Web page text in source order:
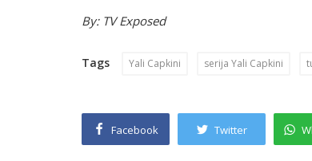
By: TV Exposed
Tags Yali Capkini serija Yali Capkini
Facebook Twitter